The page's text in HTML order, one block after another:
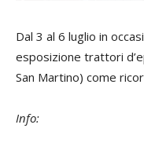
Dal 3 al 6 luglio in
esposizione trattori
San Martino) come
Info: